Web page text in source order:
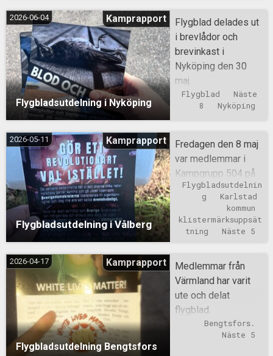
Flygbladsutdelning i Nyköping
2026-06-04 Kamprapport
Flygblad delades ut
i brevlådor och
brevinkast i
Nyköping den 30
maj.
Flygblad
Näste
8
Nyköping
Flygbladsutdelning i Vålberg
2026-05-11 Kamprapport
Fredagen den 8 maj
var medlemmar i
Kampgrupp 504 på
flygbladsutdelning i
Vålberg i Karlstad
Kommun. En del
klistermärken
Flygbladsutdelnin
g
Karlstad
kommun
klistermärksuppsät
tning
Näste 5
Flygbladsutdelning Bengtsfors
2026-04-17 Kamprapport
Medlemmar från
Värmland har varit
ute och delat
flygblad.
Bengtsfors.
Näste 5